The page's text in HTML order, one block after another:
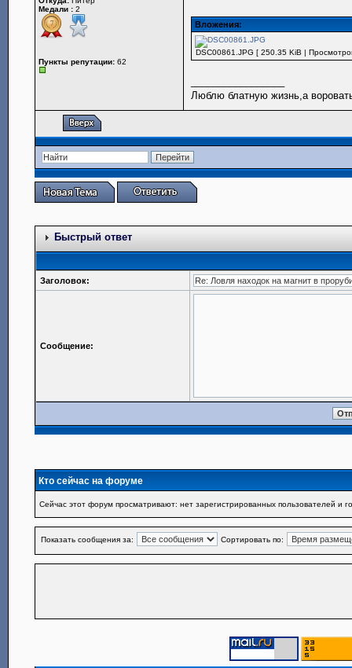
Медали : 2
Пункты репутации: 62
Вложения:
DSC00861.JPG [ 250.35 KiB |
Люблю блатную жизнь,а
Быстрый ответ
Заголовок:
Сообщение:
Кто сейчас на форуме
Сейчас этот форум просматривают: нет зарегистрированных пользователей и
Показать сообщения за: Сортировать по: